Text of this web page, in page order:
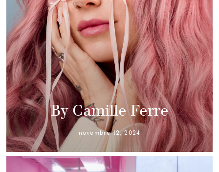
By Camille Ferre
novembre 12, 2024